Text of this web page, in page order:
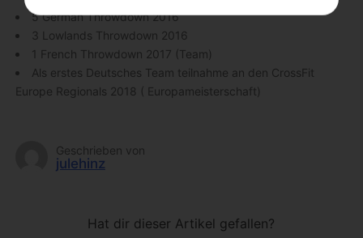
5 German Throwdown 2016
3 Lowlands Throwdown 2016
1 French Throwdown 2017 (Team)
Als erstes Deutsches Team teilnahme an den CrossFit
Europe Regionals 2018 ( Europameisterschaft)
Geschrieben von
julehinz
Hat dir dieser Artikel gefallen?